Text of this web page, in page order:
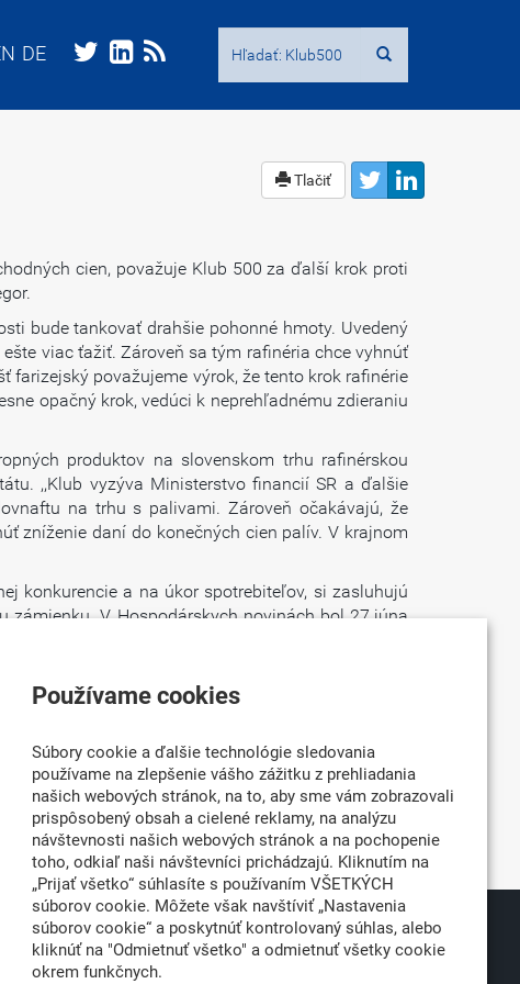
DE
DE
Tlačiť
cien, považuje Klub 500 za ďalší krok proti
bude tankovať drahšie pohonné hmoty. Uvedený
viac ťažiť. Zároveň sa tým rafinéria chce vyhnúť
farizejský považujeme výrok, že tento krok rafinérie
opačný krok, vedúci k neprehľadnému zdieraniu
produktov na slovenskom trhu rafinérskou
,,Klub vyzýva Ministerstvo financií SR a ďalšie
na trhu s palivami. Zároveň očakávajú, že
zníženie daní do konečných cien palív. V krajnom
konkurencie a na úkor spotrebiteľov, si zasluhujú
zámienku. V Hospodárskych novinách bol 27.júna
Druhý príklad – rast cien na čerpačkách
rafinériu z účelových klamstiev. Z dlhodobého
oneskorením, ako je to v prípade rastu cien.
cenová hranica je vo výške, ktorá ohrozuje celý
stlačiť rastom produktivity práce, ani ďalšími
podnikatelia sú presvedčení, že sa to odrazí aj
necháva súčasná situácia kompetentné orgány
2026
Partner:
Používame cookies
Súbory cookie a ďalšie technológie sledovania
používame na zlepšenie vášho zážitku z prehliadania
našich webových stránok, na to, aby sme vám zobrazovali
prispôsobený obsah a cielené reklamy, na analýzu
návštevnosti našich webových stránok a na pochopenie
toho, odkiaľ naši návštevníci prichádzajú. Kliknutím na
„Prijať všetko“ súhlasíte s používaním VŠETKÝCH
súborov cookie. Môžete však navštíviť „Nastavenia
súborov cookie“ a poskytnúť kontrolovaný súhlas, alebo
kliknúť na "Odmietnuť všetko" a odmietnuť všetky cookie
okrem funkčnych.